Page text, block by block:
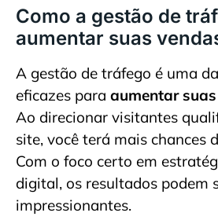
Como a gestão de
aumentar suas
A gestão de tráfego é uma
eficazes para aumentar
Ao direcionar visitantes
site, você terá mais chances
Com o foco certo em
digital, os resultados podem
impressionantes.